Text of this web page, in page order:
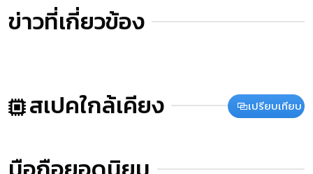
ข่าวที่เกี่ยวข้อง
สเปคใกล้เคียง เปรียบเทียบ